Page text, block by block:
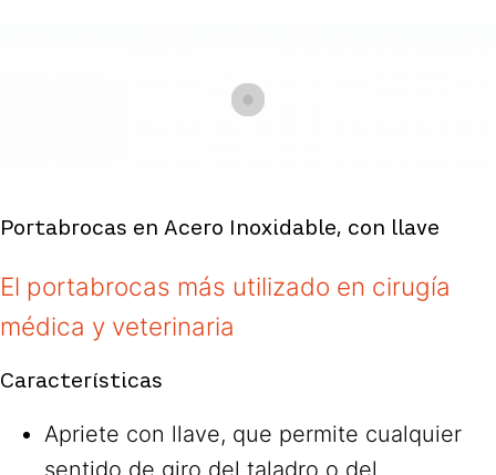
Portabrocas en Acero Inoxidable, con llave
El portabrocas más utilizado en cirugía
médica y veterinaria
Características
Apriete con llave, que permite cualquier